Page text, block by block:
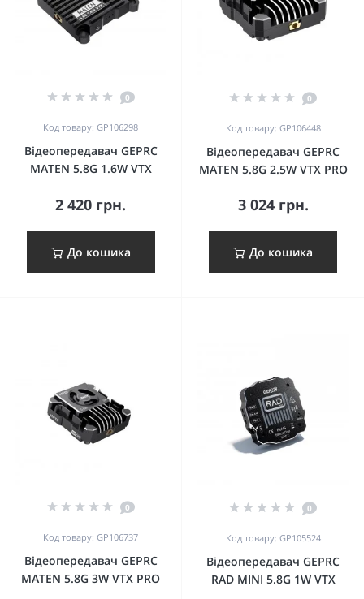
0
Код товару: GP106298
Відеопередавач GEPRC
MATEN 5.8G 1.6W VTX
2 420 грн.
До кошика
0
Код товару: GP106448
Відеопередавач GEPRC
MATEN 5.8G 2.5W VTX PRO
3 024 грн.
До кошика
0
Код товару: GP106737
Відеопередавач GEPRC
MATEN 5.8G 3W VTX PRO
0
Код товару: GP105524
Відеопередавач GEPRC
RAD MINI 5.8G 1W VTX